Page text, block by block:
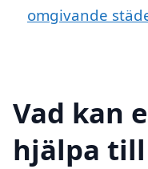
omgivande
Vad kan
hjälpa till